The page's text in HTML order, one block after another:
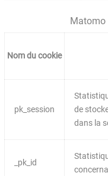
Matomo
Nom du cookie
pk_session
de
dans la
_pk_id